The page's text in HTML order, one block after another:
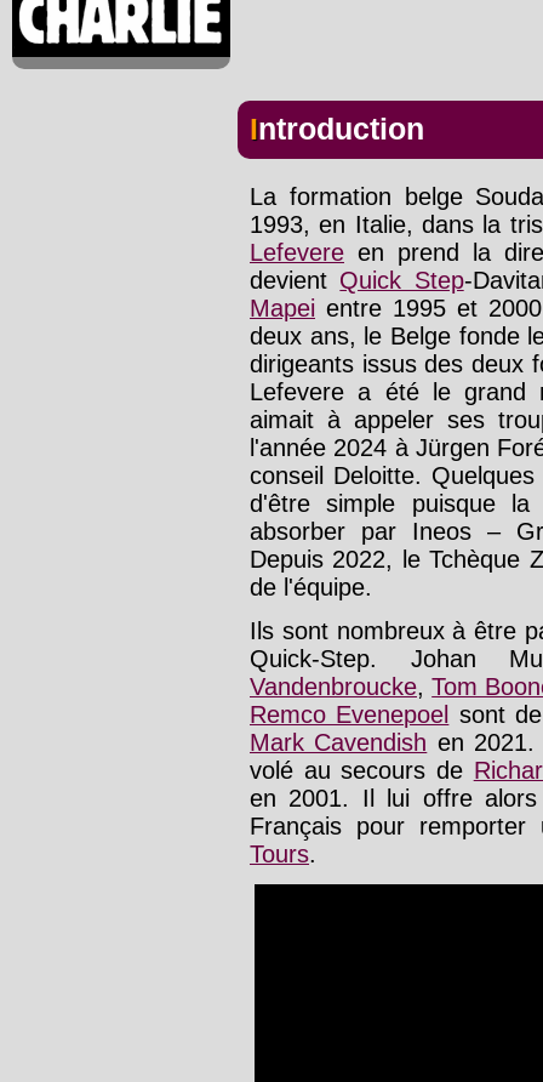
Introduction
La formation belge
1993, en Italie, dans la
Lefevere en prend la
devient Quick Step-
Mapei entre 1995 et
deux ans, le Belge fonde
dirigeants issus des deux
Lefevere a été le grand
aimait à appeler ses
l'année 2024 à Jürgen
conseil Deloitte.
d'être simple puisque
absorber par Ineos –
Depuis 2022, le Tchèque
de l'équipe.
Ils sont nombreux à être
Quick-Step. Johan
Vandenbroucke,Tom
Remco Evenepoel sont
Mark Cavendish en 2021.
volé au secours de
en 2001. Il lui offre
Français pour
Tours.